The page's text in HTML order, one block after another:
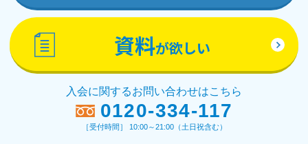
資料が欲しい
入会に関するお問い合わせはこちら
0120-334-117
［受付時間］ 10:00～21:00（土日祝含む）